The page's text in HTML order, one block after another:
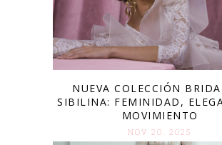
NUEVA COLECCIÓN
SIBILINA: FEMINIDAD,
MOVIMIENTO
NOV 20. 2025